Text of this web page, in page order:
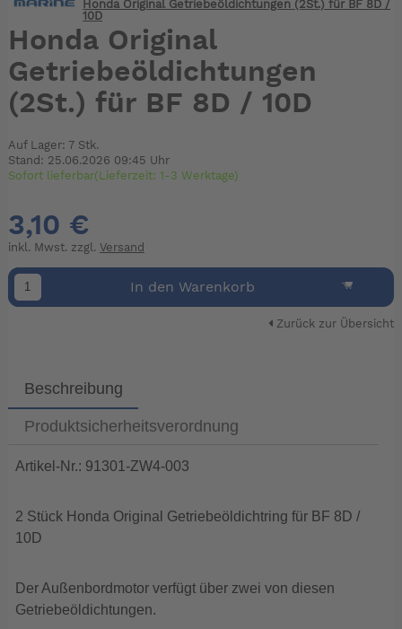
Honda Original Getriebeöldichtungen (2St.) für BF 8D /
10D
Honda Original
Getriebeöldichtungen
(2St.) für BF 8D / 10D
Auf Lager: 7 Stk.
Stand: 25.06.2026 09:45 Uhr
Sofort lieferbar(Lieferzeit: 1-3 Werktage)
3,10 €
inkl. Mwst. zzgl. Versand
In den Warenkorb
Zurück zur Übersicht
Beschreibung
Produktsicherheitsverordnung
Artikel-Nr.: 91301-ZW4-003
2 Stück Honda Original Getriebeöldichtring für BF 8D /
10D
Der Außenbordmotor verfügt über zwei von diesen
Getriebeöldichtungen.